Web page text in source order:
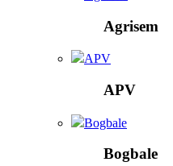
Agrisem
APV
APV
Bogbale
Bogbale